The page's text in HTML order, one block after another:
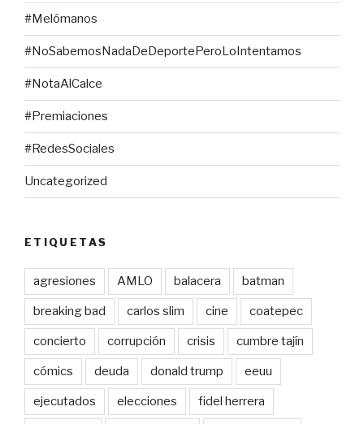
#Melómanos
#NoSabemosNadaDeDeportePeroLoIntentamos
#NotaAlCalce
#Premiaciones
#RedesSociales
Uncategorized
ETIQUETAS
agresiones AMLO balacera batman
breaking bad carlos slim cine coatepec
concierto corrupción crisis cumbre tajín
cómics deuda donald trump eeuu
ejecutados elecciones fidel herrera